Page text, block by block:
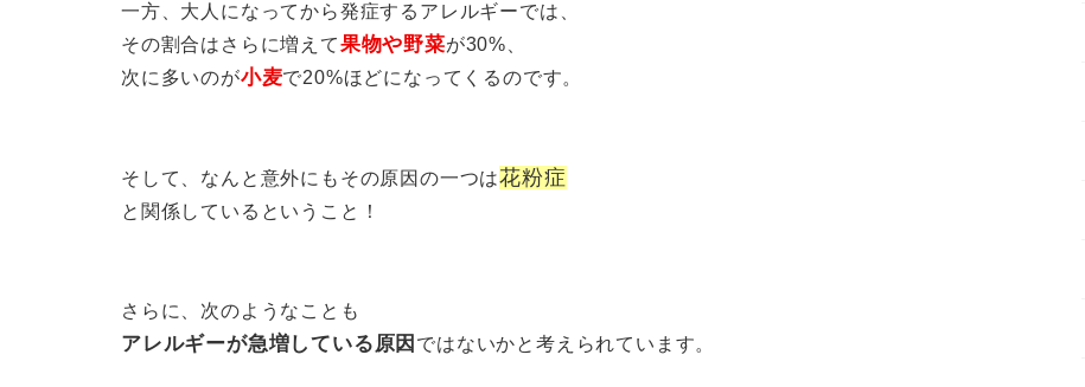
一方、大人になってから発症するアレルギーでは、
その割合はさらに増えて果物や野菜が30%、
次に多いのが小麦で20%ほどになってくるのです。
そして、なんと意外にもその原因の一つは花粉症
と関係しているということ！
さらに、次のようなことも
アレルギーが急増している原因 ではないかと考えられています。